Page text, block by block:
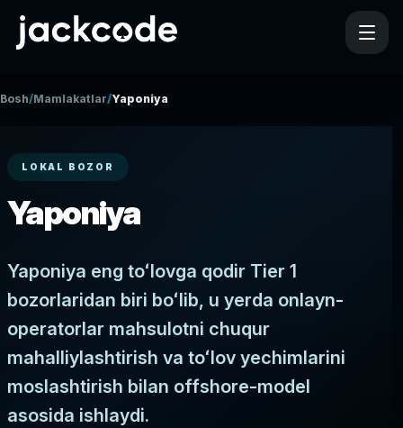
Bosh/Mamlakatlar/Yaponiya
LOKAL BOZOR
Yaponiya
Yaponiya eng toʻlovga qodir Tier 1
bozorlaridan biri boʻlib, u yerda onlayn-
operatorlar mahsulotni chuqur
mahalliylashtirish va toʻlov yechimlarini
moslashtirish bilan offshore-model
asosida ishlaydi.